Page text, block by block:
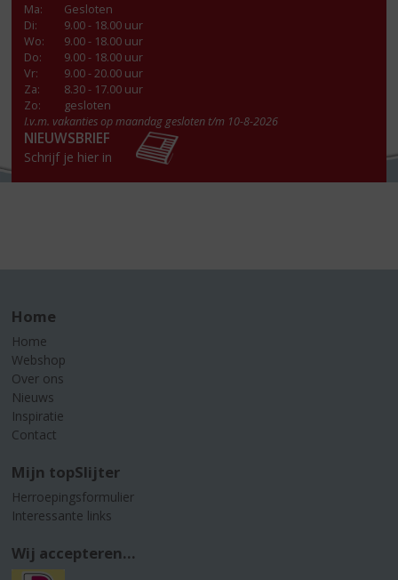
Ma:
Gesloten
Di:
9.00 - 18.00 uur
Wo:
9.00 - 18.00 uur
Do:
9.00 - 18.00 uur
Vr:
9.00 - 20.00 uur
Za:
8.30 - 17.00 uur
Zo:
gesloten
I.v.m. vakanties op maandag gesloten t/m 10-8-2026
NIEUWSBRIEF
Schrijf je hier in
Home
Home
Webshop
Over ons
Nieuws
Inspiratie
Contact
Mijn topSlijter
Herroepingsformulier
Interessante links
Wij accepteren...